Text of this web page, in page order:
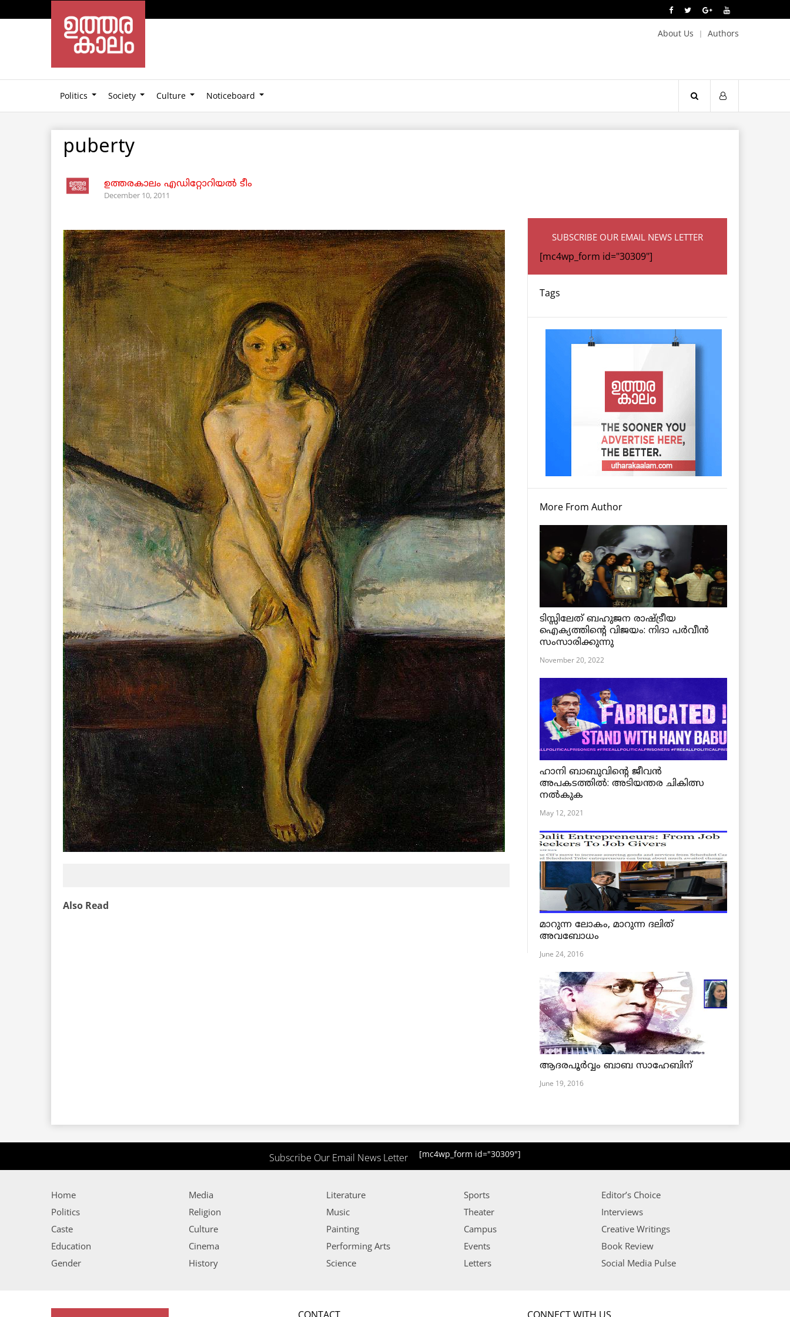
About Us Authors
Politics Society Culture Noticeboard
puberty
ഉത്തരകാലം എഡിറ്റോറിയല്‍ ടീം
December 10, 2011
Also Read
SUBSCRIBE OUR EMAIL NEWS LETTER
[mc4wp_form id="30309"]
Tags
More From Author
ടിസ്സിലേത് ബഹുജന രാഷ്ട്രീയ
ഐക്യത്തിന്റെ വിജയം: നിദാ പർവീൻ
സംസാരിക്കുന്നു
November 20, 2022
ഹാനി ബാബുവിന്റെ ജീവൻ
അപകടത്തിൽ: അടിയന്തര ചികിത്സ
നൽകുക
May 12, 2021
മാറുന്ന ലോകം, മാറുന്ന ദലിത്
അവബോധം
June 24, 2016
ആദരപൂര്‍വ്വം ബാബ സാഹേബിന്
June 19, 2016
Subscribe Our Email News Letter [mc4wp_form id="30309"]
Home
Politics
Caste
Education
Gender
Media
Religion
Culture
Cinema
History
Literature
Music
Painting
Performing Arts
Science
Sports
Theater
Campus
Events
Letters
Editor’s Choice
Interviews
Creative Writings
Book Review
Social Media Pulse